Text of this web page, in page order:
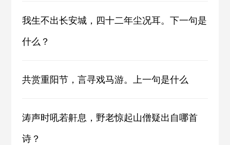
我生不出长安城，四十二年尘况耳。下一句是
什么？
共赏重阳节，言寻戏马游。上一句是什么
涛声时吼若鼾息，野老惊起山僧疑出自哪首
诗？